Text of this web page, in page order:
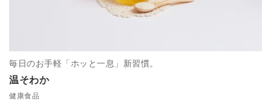
温そわか
毎日のお手軽「ホッと一息」新習慣。
健康食品